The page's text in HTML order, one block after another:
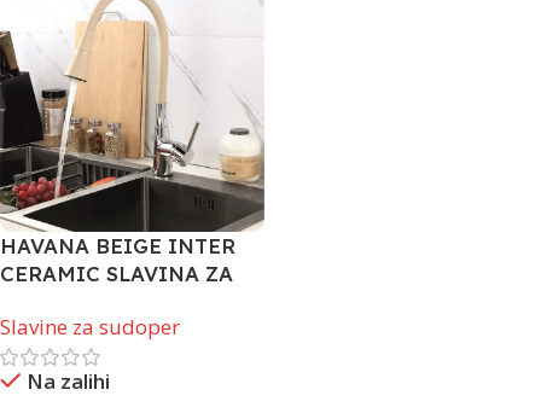
HAVANA BEIGE INTER
CERAMIC SLAVINA ZA
Slavine za sudoper
Na zalihi